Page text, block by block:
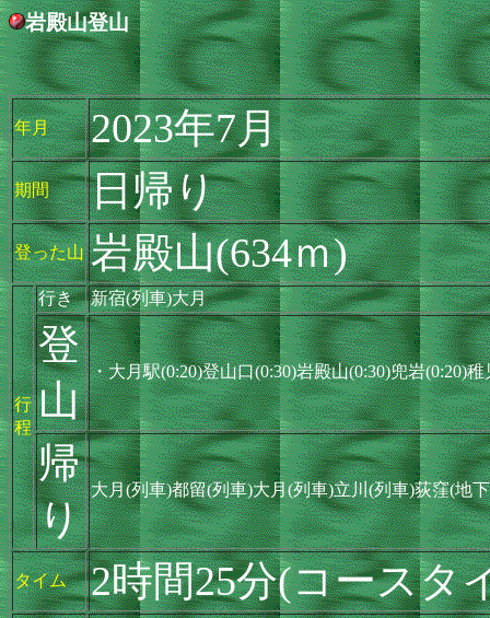
岩殿山登山
年月 2023年7月
期間 日帰り
登った山 岩殿山(634ｍ)
行
程
行き 新宿(列車)大月
登
山
・大月駅(0:20)登山口(0:30)岩殿山(0:30)兜岩(0:20)
帰
り
大月(列車)都留(列車)大月(列車)立川(列車)荻窪(地
タイム 2時間25分(コースタ